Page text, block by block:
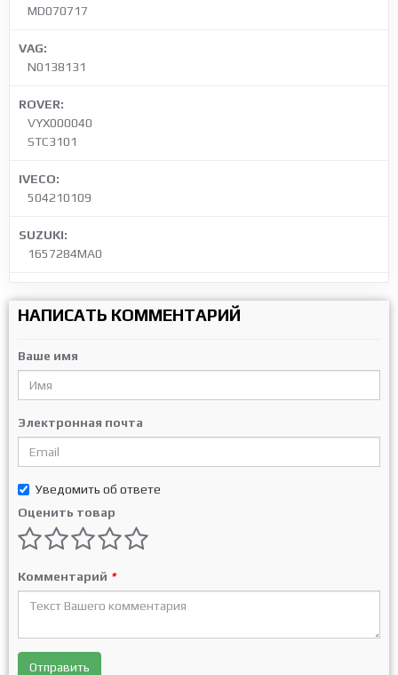
MD070717
VAG:
N0138131
ROVER:
VYX000040
STC3101
IVECO:
504210109
SUZUKI:
1657284MA0
НАПИСАТЬ КОММЕНТАРИЙ
Ваше имя
Электронная почта
Уведомить об ответе
Оценить товар
Комментарий *
Отправить